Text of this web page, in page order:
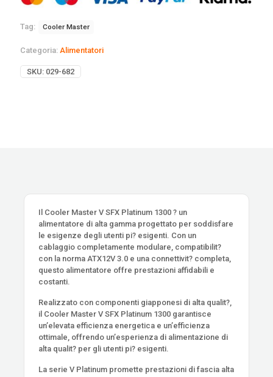
Tag: Cooler Master
Categoria: Alimentatori
SKU: 029-682
Il Cooler Master V SFX Platinum 1300 ? un
alimentatore di alta gamma progettato per soddisfare
le esigenze degli utenti pi? esigenti. Con un
cablaggio completamente modulare, compatibilit?
con la norma ATX12V 3.0 e una connettivit? completa,
questo alimentatore offre prestazioni affidabili e
costanti.
Realizzato con componenti giapponesi di alta qualit?,
il Cooler Master V SFX Platinum 1300 garantisce
un’elevata efficienza energetica e un’efficienza
ottimale, offrendo un’esperienza di alimentazione di
alta qualit? per gli utenti pi? esigenti.
La serie V Platinum promette prestazioni di fascia alta